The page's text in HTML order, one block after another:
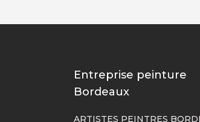
Entreprise peinture
Bordeaux
ARTISTES PEINTRES